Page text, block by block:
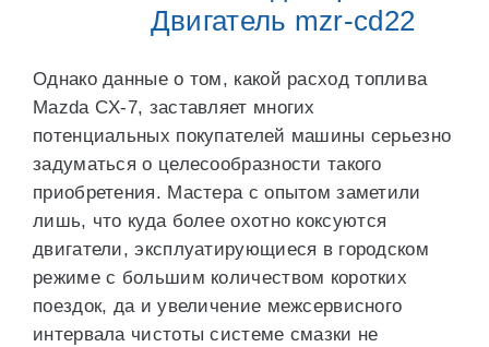
Двигатель mzr-cd22
Однако данные о том, какой расход топлива
Mazda CX-7, заставляет многих
потенциальных покупателей машины серьезно
задуматься о целесообразности такого
приобретения. Мастера с опытом заметили
лишь, что куда более охотно коксуются
двигатели, эксплуатирующиеся в городском
режиме с большим количеством коротких
поездок, да и увеличение межсервисного
интервала чистоты системе смазки не